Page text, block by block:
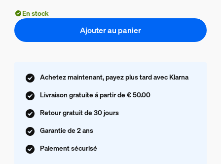
En stock
Ajouter au panier
Achetez maintenant, payez plus tard avec Klarna
Livraison gratuite á partir de € 50.00
Retour gratuit de 30 jours
Garantie de 2 ans
Paiement sécurisé